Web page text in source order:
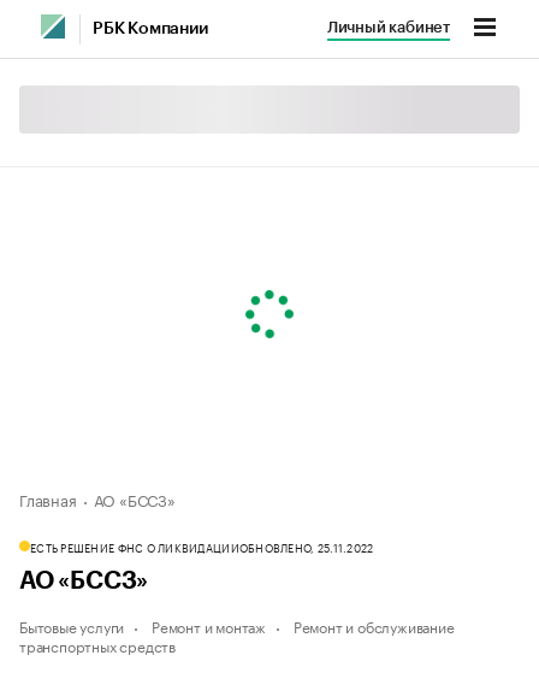
РБК Компании Личный кабинет
Главная АО «БССЗ»
ЕСТЬ РЕШЕНИЕ ФНС О ЛИКВИДАЦИИОБНОВЛЕНО, 25.11.2022
АО «БССЗ»
Бытовые услуги Ремонт и монтаж
Ремонт и обслуживание
транспортных средств